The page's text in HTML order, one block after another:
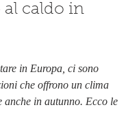
al caldo in
in Europa, ci sono
che offrono un clima
anche in autunno. Ecco le